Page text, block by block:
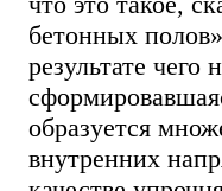
бетонных
результате
образуется
внутренних